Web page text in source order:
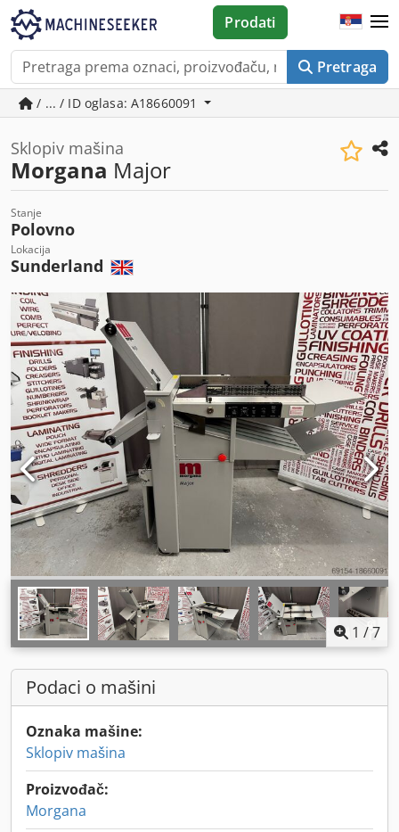
Pretraga
Prodati
/ ... / ID oglasa: A18660091
Sklopiv mašina
Morgana Major
Stanje
Polovno
Lokacija
Sunderland
1 /7
Podaci o mašini
Oznaka mašine:
Sklopiv mašina
Proizvođač:
Morgana